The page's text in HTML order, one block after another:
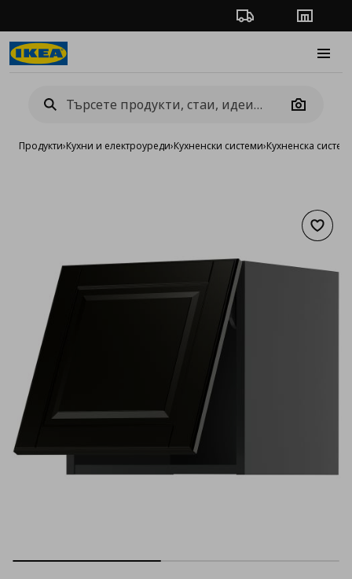
Проследяване на
Camera
Продукти›Кухни и електроуреди›Кухненски системи›Кухненска